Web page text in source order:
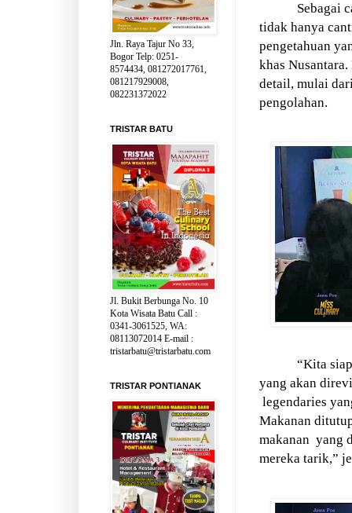
Sebagai
tidak hanya
pengetahuan
khas
detail, mulai
pengolahan.
“Kita
yang akan
legendaries
Makanan
makanan yang
mereka tarik,”
Jln. Raya Tajur No 33,
Bogor Telp: 0251-
8574434, 081272017761,
081217929008,
082231372022
TRISTAR BATU
Jl. Bukit Berbunga No. 10
Kota Wisata Batu Call :
0341-3061525, WA:
08113072014 E-mail :
tristarbatu@tristarbatu.com
TRISTAR PONTIANAK